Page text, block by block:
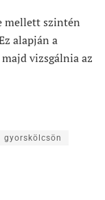
mellett szintén
alapján a
vizsgálnia az
gyorskölcsön